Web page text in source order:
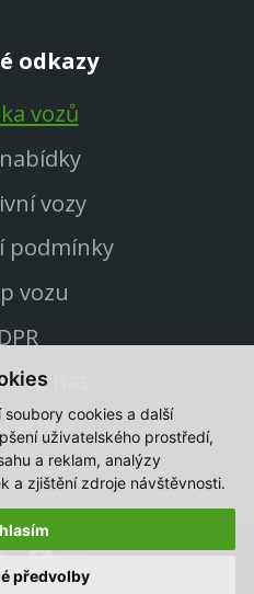
cookies a další
uživatelského prostředí,
a reklam, analýzy
a zjištění zdroje návštěvnosti.
předvolby
odkazy
vozů
vozy
podmínky
vozu
od nás
vozy All Rights Reserved.